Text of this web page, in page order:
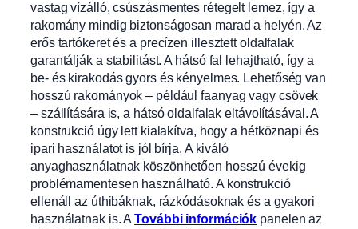
vastag vízálló, csúszásmentes rétegelt lemez, így a
rakomány mindig biztonságosan marad a helyén. Az
erős tartókeret és a precízen illesztett oldalfalak
garantálják a stabilitást. A hátsó fal lehajtható, így a
be- és kirakodás gyors és kényelmes. Lehetőség van
hosszú rakományok – például faanyag vagy csövek
– szállítására is, a hátsó oldalfalak eltávolításával. A
konstrukció úgy lett kialakítva, hogy a hétköznapi és
ipari használatot is jól bírja. A kiváló
anyaghasználatnak köszönhetően hosszú évekig
problémamentesen használható. A konstrukció
ellenáll az úthibáknak, rázkódásoknak és a gyakori
használatnak is. ATovábbi információk panelen az